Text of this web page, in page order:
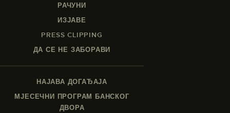
РАЧУНИ
ИЗЈАВЕ
PRESS CLIPPING
ДА СЕ НЕ ЗАБОРАВИ
НАЈАВА ДОГАЂАЈА
МЈЕСЕЧНИ ПРОГРАМ БАНСКОГ
ДВОРА